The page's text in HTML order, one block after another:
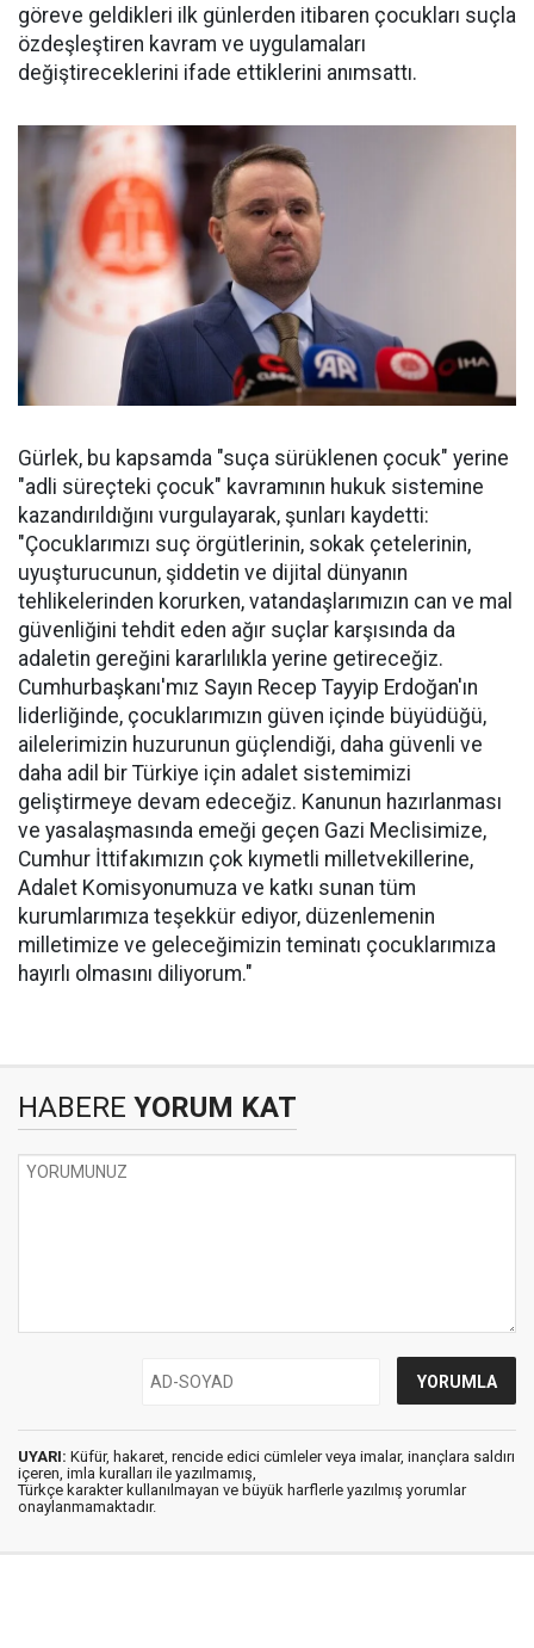
göreve geldikleri ilk günlerden itibaren çocukları suçla
özdeşleştiren kavram ve uygulamaları
değiştireceklerini ifade ettiklerini anımsattı.
Gürlek, bu kapsamda "suça sürüklenen çocuk" yerine
"adli süreçteki çocuk" kavramının hukuk sistemine
kazandırıldığını vurgulayarak, şunları kaydetti:
"Çocuklarımızı suç örgütlerinin, sokak çetelerinin,
uyuşturucunun, şiddetin ve dijital dünyanın
tehlikelerinden korurken, vatandaşlarımızın can ve mal
güvenliğini tehdit eden ağır suçlar karşısında da
adaletin gereğini kararlılıkla yerine getireceğiz.
Cumhurbaşkanı'mız Sayın Recep Tayyip Erdoğan'ın
liderliğinde, çocuklarımızın güven içinde büyüdüğü,
ailelerimizin huzurunun güçlendiği, daha güvenli ve
daha adil bir Türkiye için adalet sistemimizi
geliştirmeye devam edeceğiz. Kanunun hazırlanması
ve yasalaşmasında emeği geçen Gazi Meclisimize,
Cumhur İttifakımızın çok kıymetli milletvekillerine,
Adalet Komisyonumuza ve katkı sunan tüm
kurumlarımıza teşekkür ediyor, düzenlemenin
milletimize ve geleceğimizin teminatı çocuklarımıza
hayırlı olmasını diliyorum."
HABERE YORUM KAT
UYARI: Küfür, hakaret, rencide edici cümleler veya imalar, inançlara saldırı
içeren, imla kuralları ile yazılmamış,
Türkçe karakter kullanılmayan ve büyük harflerle yazılmış yorumlar
onaylanmamaktadır.